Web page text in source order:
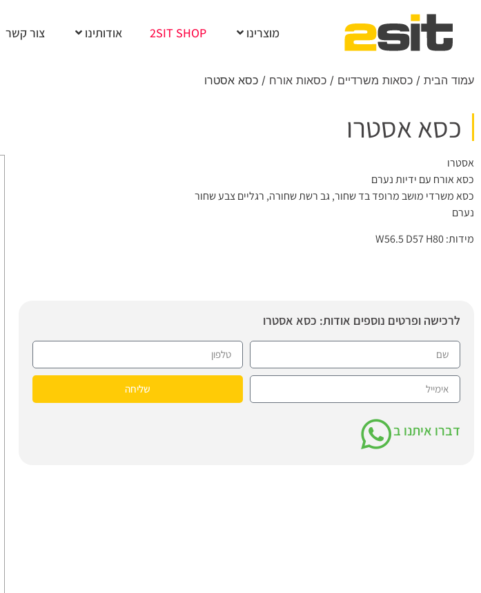
מוצרינו 2SIT SHOP אודותינו צור קשר
עמוד הבית / כסאות משרדיים / כסאות אורח / כסא אסטרו
כסא אסטרו
אסטרו
כסא אורח עם ידיות נערם
כסא משרדי מושב מרופד בד שחור, גב רשת שחורה, רגליים צבע שחור
נערם
מידות: W56.5 D57 H80
לרכישה ופרטים נוספים אודות: כסא אסטרו
שליחה
דברו איתנו ב